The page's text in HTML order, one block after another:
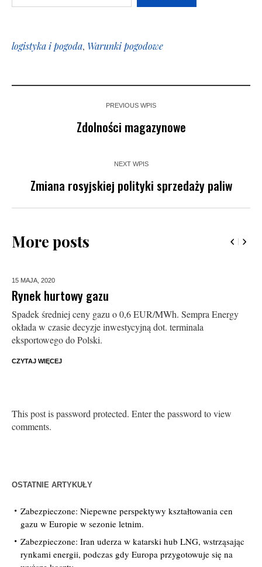
logistyka i pogoda, Warunki pogodowe
PREVIOUS WPIS
Zdolności magazynowe
NEXT WPIS
Zmiana rosyjskiej polityki sprzedaży paliw
More posts
15 MAJA, 2020
Rynek hurtowy gazu
Spadek średniej ceny gazu o 0,6 EUR/MWh. Sempra Energy
okłada w czasie decyzje inwestycyjną dot. terminala
eksportowego do Polski.
CZYTAJ WIĘCEJ
This post is password protected. Enter the password to view
comments.
OSTATNIE ARTYKUŁY
Zabezpieczone: Niepewne perspektywy kształtowania cen
gazu w Europie w sezonie letnim.
Zabezpieczone: Iran uderza w katarski hub LNG, wstrząsając
rynkami energii, podczas gdy Europa przygotowuje się na